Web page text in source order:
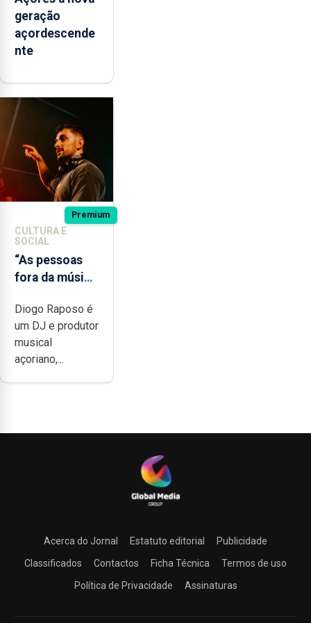
geração
açordescende
nte
Premium
CULTURA E
SOCIAL
“As pessoas
fora da música
noção do quão
difícil é
produzir uma
música”
Diogo Raposo é
um DJ e produtor
musical
açoriano,...
Acerca do Jornal Estatuto editorial
Publicidade
Classificados
Contactos Ficha Técnica
Termos de uso
Política de Privacidade
Assinaturas